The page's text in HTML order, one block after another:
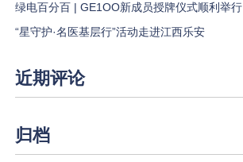
绿电百分百 | GE1OO新成员授牌仪式顺利举行
“星守护·名医基层行”活动走进江西乐安
近期评论
归档